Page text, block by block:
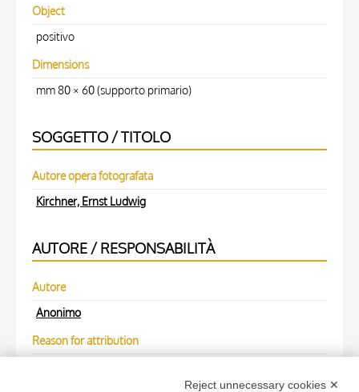
Object
positivo
Dimensions
mm 80 × 60 (supporto primario)
SOGGETTO / TITOLO
Autore opera fotografata
Kirchner, Ernst Ludwig
AUTORE / RESPONSABILITÀ
Autore
Anonimo
Reason for attribution
Reject unnecessary cookies ✕